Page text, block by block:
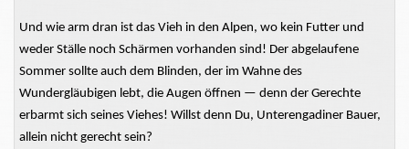
Und wie arm dran ist das Vieh in den Alpen, wo kein Futter und
weder Ställe noch Schärmen vorhanden sind! Der abgelaufene
Sommer sollte auch dem Blinden, der im Wahne des
Wundergläubigen lebt, die Augen öffnen — denn der Gerechte
erbarmt sich seines Viehes! Willst denn Du, Unterengadiner Bauer,
allein nicht gerecht sein?